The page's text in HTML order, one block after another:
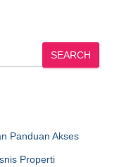
SEARCH
Panduan Akses
Properti